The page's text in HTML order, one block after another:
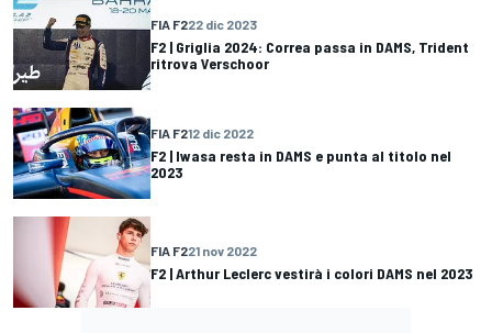
FIA F222 dic 2023
F2 | Griglia 2024: Correa passa in DAMS, Trident
ritrova Verschoor
FIA F212 dic 2022
F2 | Iwasa resta in DAMS e punta al titolo nel
2023
FIA F221 nov 2022
F2 | Arthur Leclerc vestirà i colori DAMS nel 2023